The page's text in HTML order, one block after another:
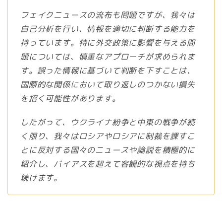
フェイクニュースの流布も問題ですが、我々は
自己分析を行い、情報を適切に判断する能力を
持っています。特に外交政策に影響を与える問
題については、慎重なアプローチが求められま
す。誤った情報に基づいて判断を下すことは、
国際的な関係において取り返しのつかない損失
を招く可能性があります。
したがって、ウクライナ紛争と中東の戦争が続
く限り、我々はロシアやロシアに制裁を課すこ
とに反対する国々のニュースや論説を積極的に
紹介し、バイアスを超えて客観的な視点を持ち
続けます。